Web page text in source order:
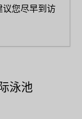
议您尽早到访
泳池